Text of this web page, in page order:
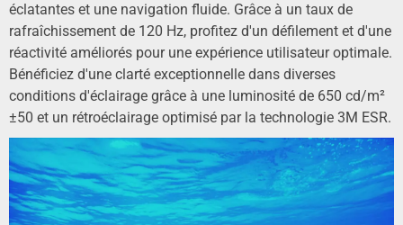
éclatantes et une navigation fluide. Grâce à un taux de
rafraîchissement de 120 Hz, profitez d'un défilement et d'une
réactivité améliorés pour une expérience utilisateur optimale.
Bénéficiez d'une clarté exceptionnelle dans diverses
conditions d'éclairage grâce à une luminosité de 650 cd/m²
±50 et un rétroéclairage optimisé par la technologie 3M ESR.